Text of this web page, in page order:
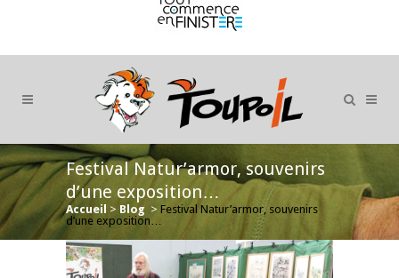
Festival Natur’armor, souvenirs
d’une exposition…
Accueil > Blog > Festival Natur’armor, souvenirs
d’une exposition…